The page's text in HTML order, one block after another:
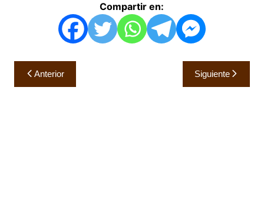
Compartir en:
Navegación
de
Anterior Siguiente